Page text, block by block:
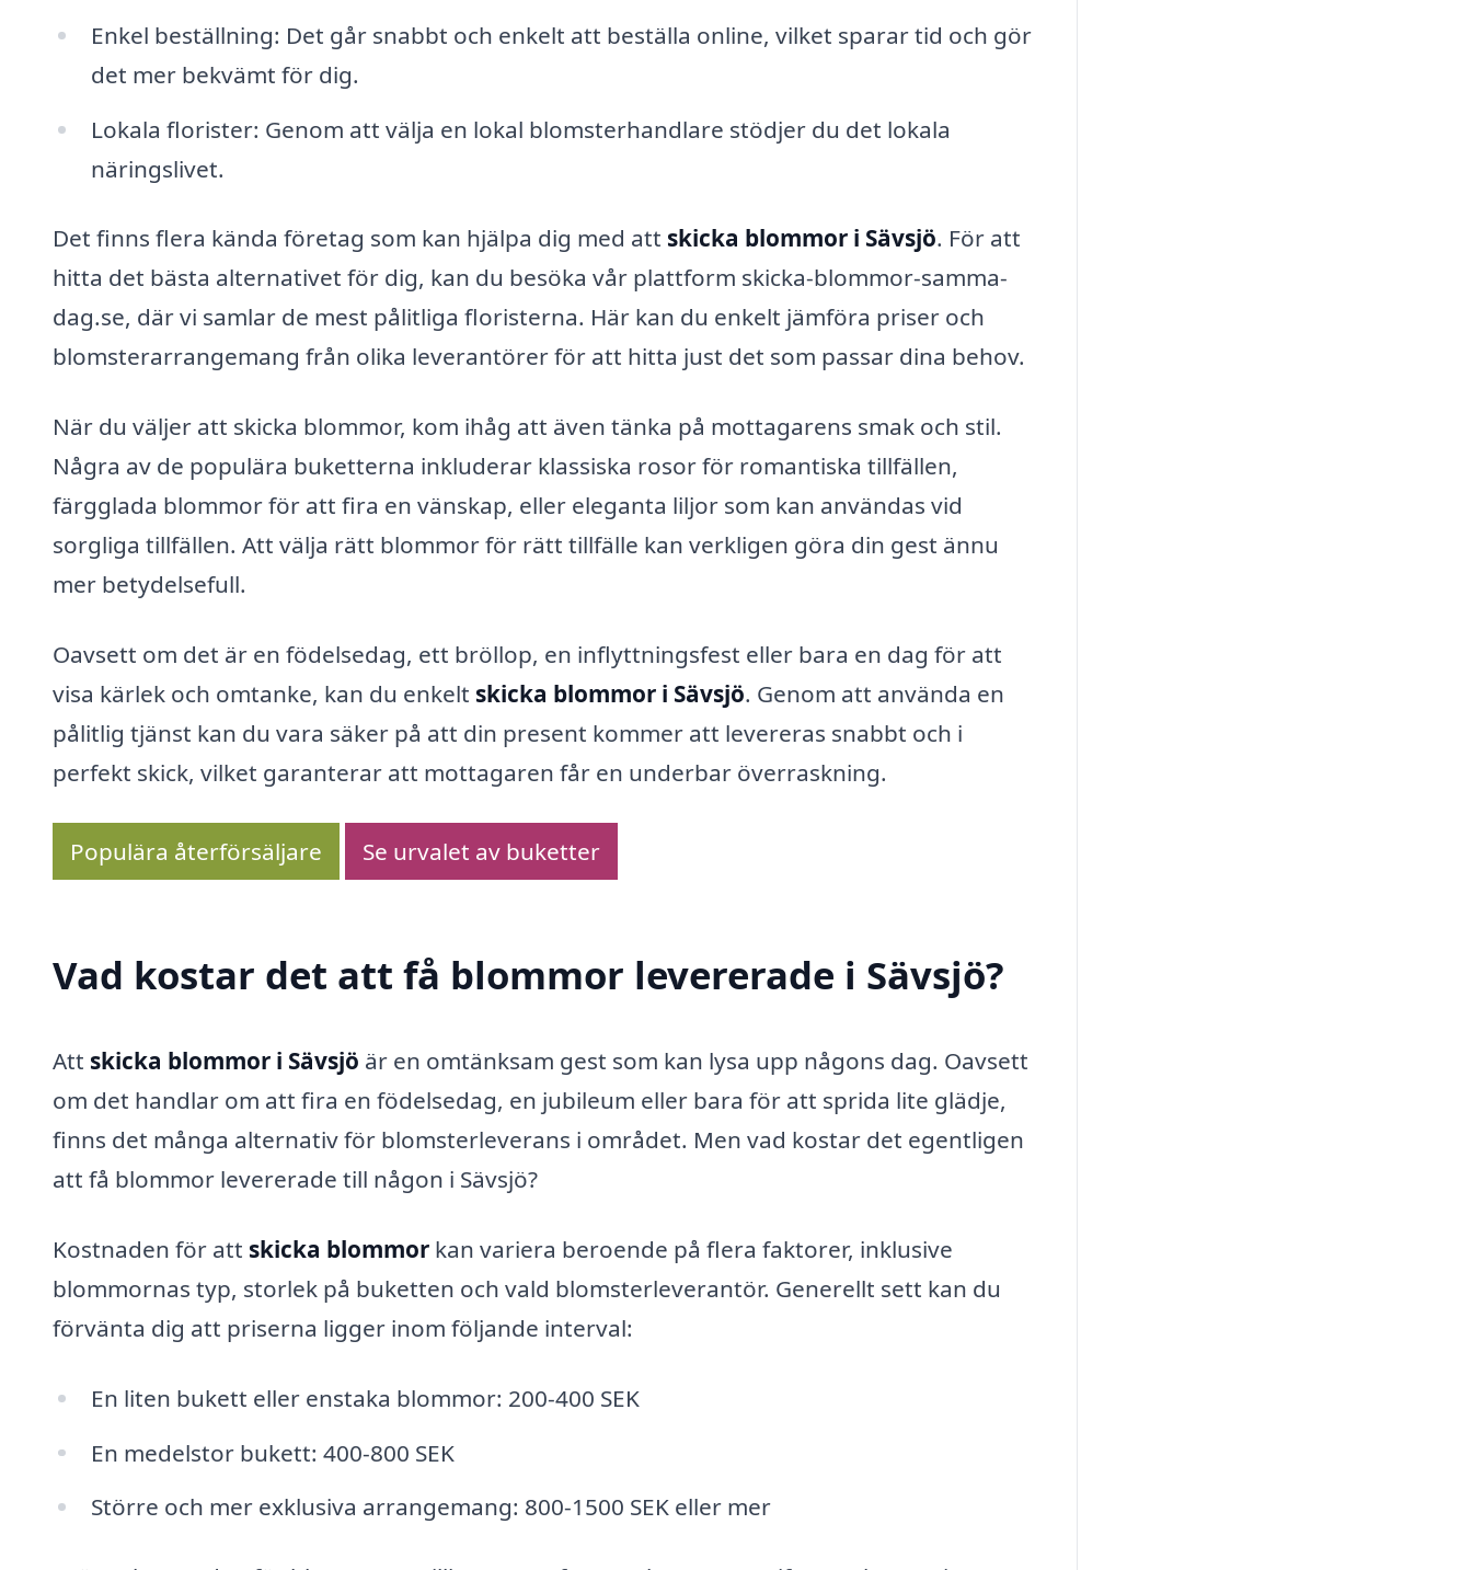
Enkel beställning: Det går snabbt och enkelt att beställa online, vilket sparar tid och gör
det mer bekvämt för dig.
Lokala florister: Genom att välja en lokal blomsterhandlare stödjer du det lokala
näringslivet.
Det finns flera kända företag som kan hjälpa dig med att skicka blommor i Sävsjö. För att
hitta det bästa alternativet för dig, kan du besöka vår plattform skicka-blommor-samma-
dag.se, där vi samlar de mest pålitliga floristerna. Här kan du enkelt jämföra priser och
blomsterarrangemang från olika leverantörer för att hitta just det som passar dina behov.
När du väljer att skicka blommor, kom ihåg att även tänka på mottagarens smak och stil.
Några av de populära buketterna inkluderar klassiska rosor för romantiska tillfällen,
färgglada blommor för att fira en vänskap, eller eleganta liljor som kan användas vid
sorgliga tillfällen. Att välja rätt blommor för rätt tillfälle kan verkligen göra din gest ännu
mer betydelsefull.
Oavsett om det är en födelsedag, ett bröllop, en inflyttningsfest eller bara en dag för att
visa kärlek och omtanke, kan du enkelt skicka blommor i Sävsjö. Genom att använda en
pålitlig tjänst kan du vara säker på att din present kommer att levereras snabbt och i
perfekt skick, vilket garanterar att mottagaren får en underbar överraskning.
Populära återförsäljare Se urvalet av buketter
Vad kostar det att få blommor levererade i Sävsjö?
Att skicka blommor i Sävsjö är en omtänksam gest som kan lysa upp någons dag. Oavsett
om det handlar om att fira en födelsedag, en jubileum eller bara för att sprida lite glädje,
finns det många alternativ för blomsterleverans i området. Men vad kostar det egentligen
att få blommor levererade till någon i Sävsjö?
Kostnaden för att skicka blommor kan variera beroende på flera faktorer, inklusive
blommornas typ, storlek på buketten och vald blomsterleverantör. Generellt sett kan du
förvänta dig att priserna ligger inom följande interval:
En liten bukett eller enstaka blommor: 200-400 SEK
En medelstor bukett: 400-800 SEK
Större och mer exklusiva arrangemang: 800-1500 SEK eller mer